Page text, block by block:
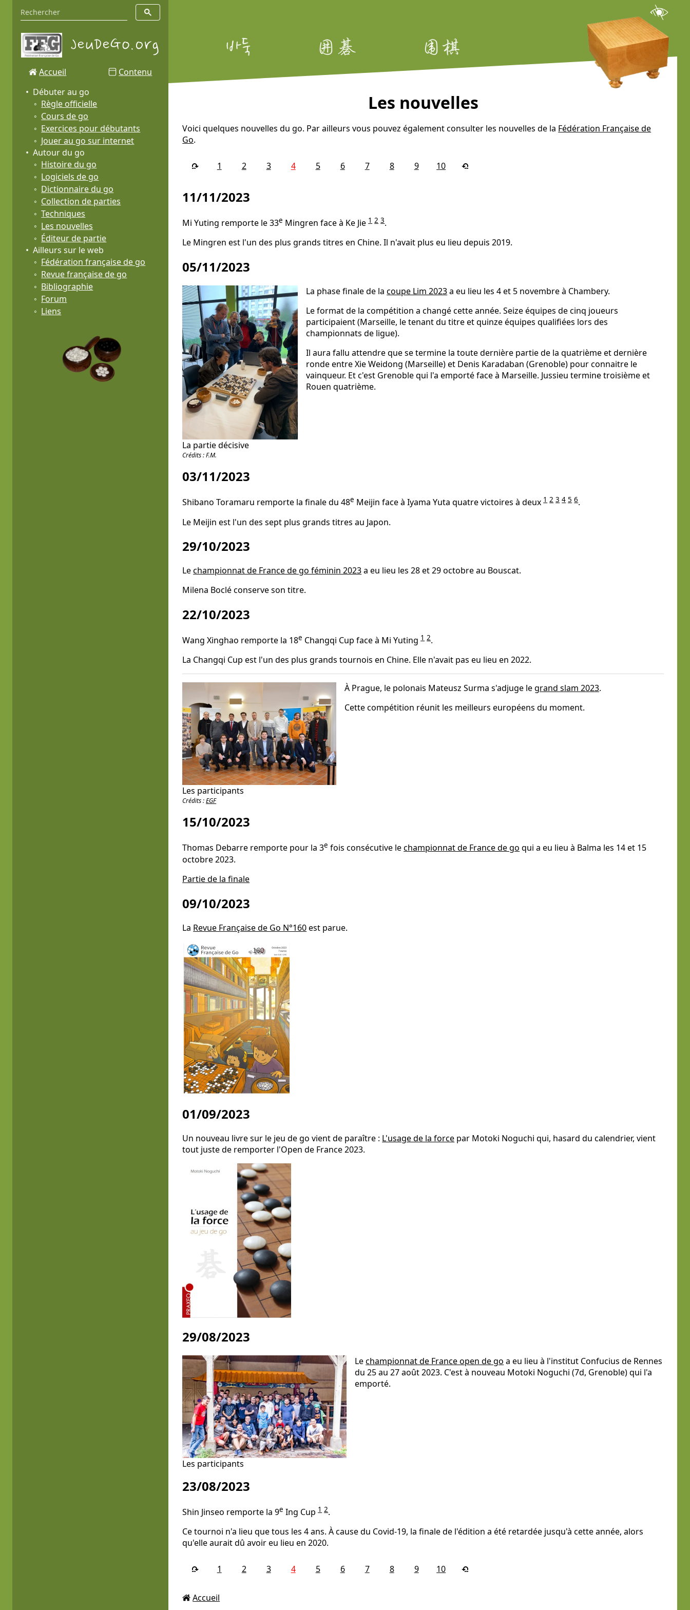
Accueil
Contenu
Débuter au go
Règle officielle
Cours de go
Exercices pour débutants
Jouer au go sur internet
Autour du go
Histoire du go
Logiciels de go
Dictionnaire du go
Collection de parties
Techniques
Les nouvelles
Éditeur de partie
Ailleurs sur le web
Fédération française de go
Revue française de go
Bibliographie
Forum
Liens
Les nouvelles
Voici quelques nouvelles du go. Par ailleurs vous pouvez également consulter les nouvelles de la Fédération Française de
Go.
1 2 3 4 5 6 7 8 9 10
11/11/2023
Mi Yuting remporte le 33e Mingren face à Ke Jie1 2 3.
Le Mingren est l'un des plus grands titres en Chine. Il n'avait plus eu lieu depuis 2019.
05/11/2023
La partie décisive
Crédits : F.M.
La phase finale de lacoupe Lim 2023a eu lieu les 4 et 5 novembre à Chambery.
Le format de la compétition a changé cette année. Seize équipes de cinq joueurs
participaient (Marseille, le tenant du titre et quinze équipes qualifiées lors des
championnats de ligue).
Il aura fallu attendre que se termine la toute dernière partie de la quatrième et dernière
ronde entre Xie Weidong (Marseille) et Denis Karadaban (Grenoble) pour connaitre le
vainqueur. Et c'est Grenoble qui l'a emporté face à Marseille. Jussieu termine troisième et
Rouen quatrième.
03/11/2023
Shibano Toramaru remporte la finale du 48e Meijin face à Iyama Yuta quatre victoires à deux1 2 3 4 5 6.
Le Meijin est l'un des sept plus grands titres au Japon.
29/10/2023
Lechampionnat de France de go féminin 2023a eu lieu les 28 et 29 octobre au Bouscat.
Milena Boclé conserve son titre.
22/10/2023
Wang Xinghao remporte la 18e Changqi Cup face à Mi Yuting1 2.
La Changqi Cup est l'un des plus grands tournois en Chine. Elle n'avait pas eu lieu en 2022.
Les participants
Crédits :EGF
À Prague, le polonais Mateusz Surma s'adjuge legrand slam 2023.
Cette compétition réunit les meilleurs européens du moment.
15/10/2023
Thomas Debarre remporte pour la 3e fois consécutive lechampionnat de France de go qui a eu lieu à Balma les 14 et 15
octobre 2023.
Partie de la finale
09/10/2023
La Revue Française de Go N°160est parue.
01/09/2023
Un nouveau livre sur le jeu de go vient de paraître : L'usage de la force par Motoki Noguchi qui, hasard du calendrier, vient
tout juste de remporter l'Open de France 2023.
29/08/2023
Les participants
Lechampionnat de France open de go a eu lieu à l'institut Confucius de Rennes
du 25 au 27 août 2023. C'est à nouveau Motoki Noguchi (7d, Grenoble) qui l'a
emporté.
23/08/2023
Shin Jinseo remporte la 9e Ing Cup1 2.
Ce tournoi n'a lieu que tous les 4 ans. À cause du Covid-19, la finale de l'édition a été retardée jusqu'à cette année, alors
qu'elle aurait dû avoir eu lieu en 2020.
1 2 3 4 5 6 7 8 9 10
Accueil